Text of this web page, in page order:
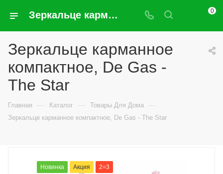
Зеркальце карманное компактное, De Gas - The Star 0
Зеркальце карманное
компактное, De Gas -
The Star
Главная — Каталог — Товары Для Дома —
Зеркальце карманное компактное, De Gas - The Star
Новинка Акция 2=3